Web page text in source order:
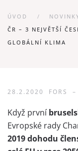
ÚVOD
ČR – 3 NEJVĚTŠÍ
GLOBÁLNÍ KLIMA
28.2.2020 FORS –
Když první
Evropské rady
2019 dohodu